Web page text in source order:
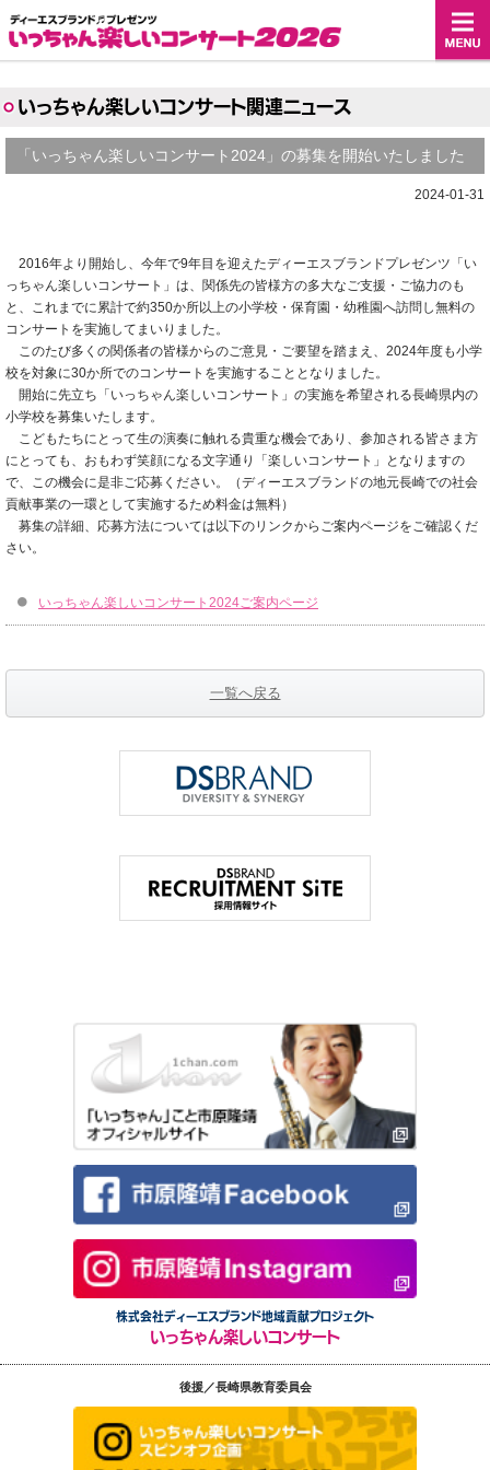
いっちゃん楽しいコンサート関連ニュース
「いっちゃん楽しいコンサート2024」の募集を開始いたしました
2024-01-31
2016年より開始し、今年で9年目を迎えたディーエスブランドプレゼンツ「い
っちゃん楽しいコンサート」は、関係先の皆様方の多大なご支援・ご協力のも
と、これまでに累計で約350か所以上の小学校・保育園・幼稚園へ訪問し無料の
コンサートを実施してまいりました。
このたび多くの関係者の皆様からのご意見・ご要望を踏まえ、2024年度も小学
校を対象に30か所でのコンサートを実施することとなりました。
開始に先立ち「いっちゃん楽しいコンサート」の実施を希望される長崎県内の
小学校を募集いたします。
こどもたちにとって生の演奏に触れる貴重な機会であり、参加される皆さま方
にとっても、おもわず笑顔になる文字通り「楽しいコンサート」となりますの
で、この機会に是非ご応募ください。（ディーエスブランドの地元長崎での社会
貢献事業の一環として実施するため料金は無料）
募集の詳細、応募方法については以下のリンクからご案内ページをご確認くだ
さい。
いっちゃん楽しいコンサート2024ご案内ページ
一覧へ戻る
株式会社ディーエスブランド地域貢献プロジェクト
いっちゃん楽しいコンサート
後援／長崎県教育委員会